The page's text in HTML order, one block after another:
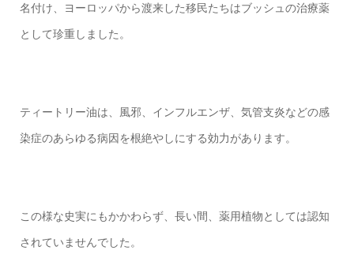
名付け、ヨーロッパから渡来した移民たちはブッシュの治療薬
として珍重しました。
ティートリー油は、風邪、インフルエンザ、気管支炎などの感
染症のあらゆる病因を根絶やしにする効力があります。
この様な史実にもかかわらず、長い間、薬用植物としては認知
されていませんでした。